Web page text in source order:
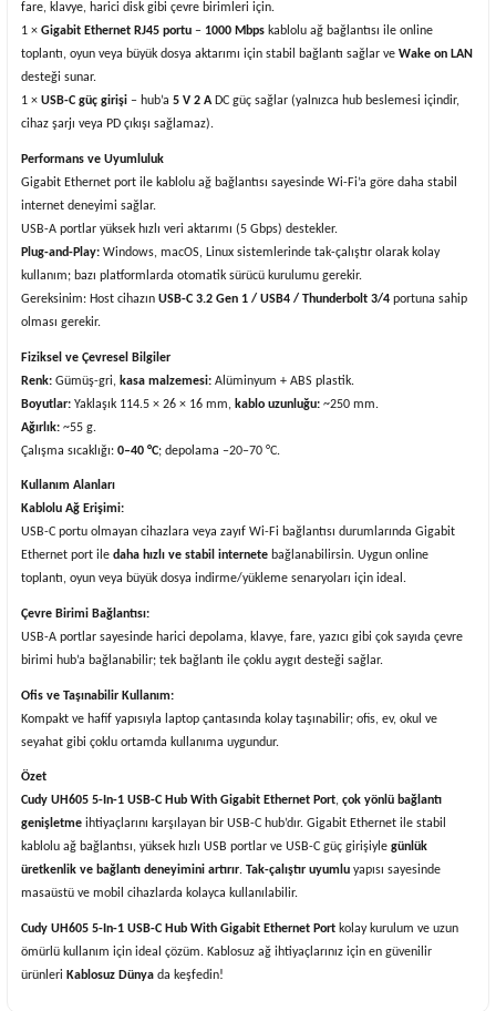
fare, klavye, harici disk gibi çevre birimleri için.
1 × Gigabit Ethernet RJ45 portu – 1000 Mbps kablolu ağ bağlantısı ile online
toplantı, oyun veya büyük dosya aktarımı için stabil bağlantı sağlar ve Wake on LAN
desteği sunar.
1 × USB-C güç girişi – hub’a 5 V 2 A DC güç sağlar (yalnızca hub beslemesi içindir,
cihaz şarjı veya PD çıkışı sağlamaz).
Performans ve Uyumluluk
Gigabit Ethernet port ile kablolu ağ bağlantısı sayesinde Wi-Fi’a göre daha stabil
internet deneyimi sağlar.
USB-A portlar yüksek hızlı veri aktarımı (5 Gbps) destekler.
Plug-and-Play: Windows, macOS, Linux sistemlerinde tak-çalıştır olarak kolay
kullanım; bazı platformlarda otomatik sürücü kurulumu gerekir.
Gereksinim: Host cihazın USB-C 3.2 Gen 1 / USB4 / Thunderbolt 3/4 portuna sahip
olması gerekir.
Fiziksel ve Çevresel Bilgiler
Renk: Gümüş-gri, kasa malzemesi: Alüminyum + ABS plastik.
Boyutlar: Yaklaşık 114.5 × 26 × 16 mm, kablo uzunluğu: ~250 mm.
Ağırlık: ~55 g.
Çalışma sıcaklığı: 0–40 °C; depolama –20–70 °C.
Kullanım Alanları
Kablolu Ağ Erişimi:
USB-C portu olmayan cihazlara veya zayıf Wi-Fi bağlantısı durumlarında Gigabit
Ethernet port ile daha hızlı ve stabil internete bağlanabilirsin. Uygun online
toplantı, oyun veya büyük dosya indirme/yükleme senaryoları için ideal.
Çevre Birimi Bağlantısı:
USB-A portlar sayesinde harici depolama, klavye, fare, yazıcı gibi çok sayıda çevre
birimi hub’a bağlanabilir; tek bağlantı ile çoklu aygıt desteği sağlar.
Ofis ve Taşınabilir Kullanım:
Kompakt ve hafif yapısıyla laptop çantasında kolay taşınabilir; ofis, ev, okul ve
seyahat gibi çoklu ortamda kullanıma uygundur.
Özet
Cudy UH605 5-In-1 USB-C Hub With Gigabit Ethernet Port, çok yönlü bağlantı
genişletme ihtiyaçlarını karşılayan bir USB-C hub’dır. Gigabit Ethernet ile stabil
kablolu ağ bağlantısı, yüksek hızlı USB portlar ve USB-C güç girişiyle günlük
üretkenlik ve bağlantı deneyimini artırır. Tak-çalıştır uyumlu yapısı sayesinde
masaüstü ve mobil cihazlarda kolayca kullanılabilir.
Cudy UH605 5-In-1 USB-C Hub With Gigabit Ethernet Port kolay kurulum ve uzun
ömürlü kullanım için ideal çözüm. Kablosuz ağ ihtiyaçlarınız için en güvenilir
ürünleri Kablosuz Dünya da keşfedin!